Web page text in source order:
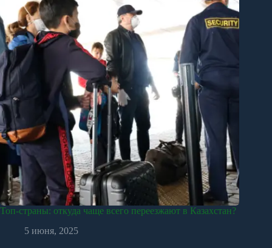
Топ-страны: откуда чаще всего переезжают в Казахстан?
5 июня, 2025